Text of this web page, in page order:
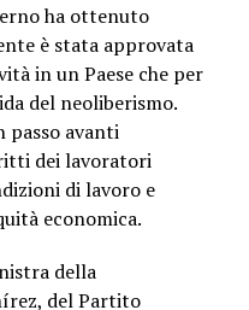
ha ottenuto
è stata approvata
in un Paese che per
del neoliberismo.
passo avanti
dei lavoratori
di lavoro e
economica.
della
del Partito